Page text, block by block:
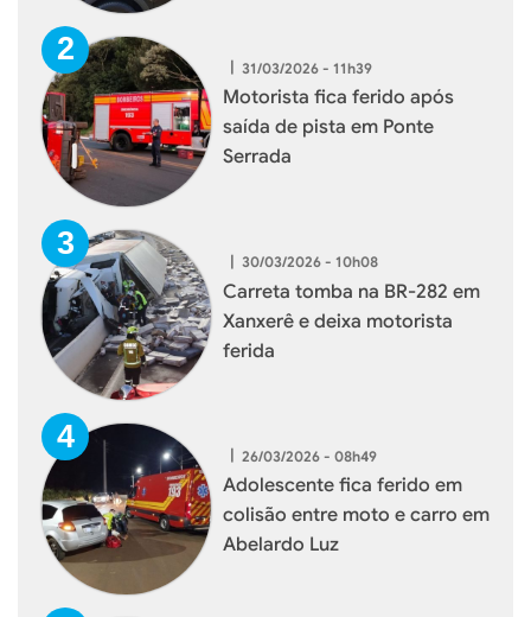
| 31/03/2026 - 11h39
Motorista fica ferido após
saída de pista em Ponte
Serrada
| 30/03/2026 - 10h08
Carreta tomba na BR-282 em
Xanxerê e deixa motorista
ferida
| 26/03/2026 - 08h49
Adolescente fica ferido em
colisão entre moto e carro em
Abelardo Luz